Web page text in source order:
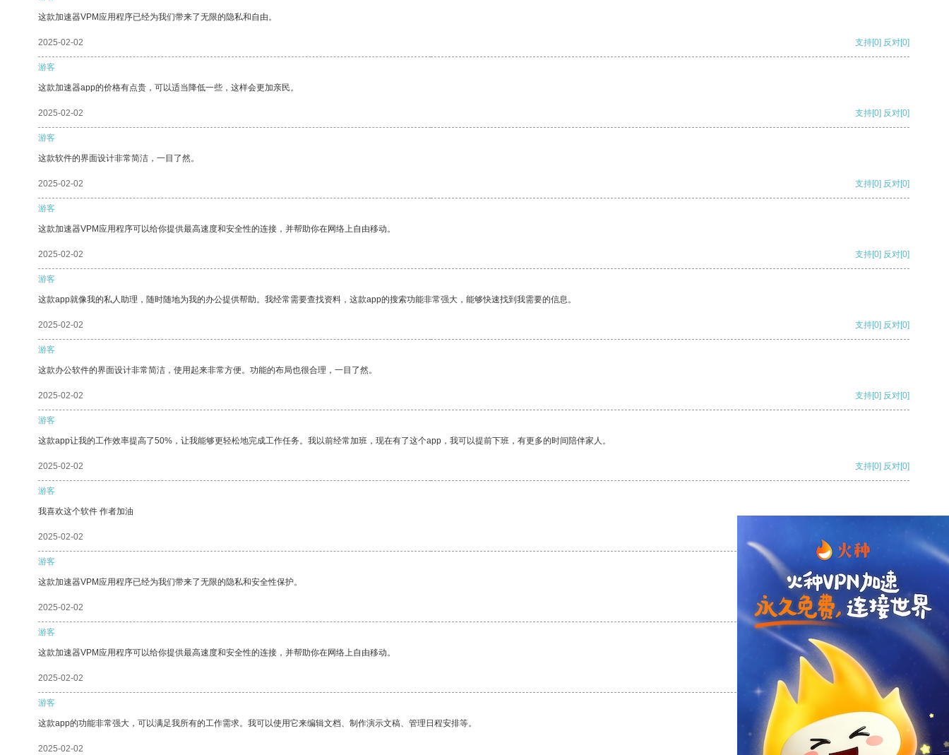
这款加速器VPM应用程序已经为我们带来了无限的隐私和自由。
2025-02-02 支持[0] 反对[0]
游客
这款加速器app的价格有点贵，可以适当降低一些，这样会更加亲民。
2025-02-02 支持[0] 反对[0]
游客
这款软件的界面设计非常简洁，一目了然。
2025-02-02 支持[0] 反对[0]
游客
这款加速器VPM应用程序可以给你提供最高速度和安全性的连接，并帮助你在网络上自由移动。
2025-02-02 支持[0] 反对[0]
游客
这款app就像我的私人助理，随时随地为我的办公提供帮助。我经常需要查找资料，这款app的搜索功能非常强大，能够快速找到我需要的信息。
2025-02-02 支持[0] 反对[0]
游客
这款办公软件的界面设计非常简洁，使用起来非常方便。功能的布局也很合理，一目了然。
2025-02-02 支持[0] 反对[0]
游客
这款app让我的工作效率提高了50%，让我能够更轻松地完成工作任务。我以前经常加班，现在有了这个app，我可以提前下班，有更多的时间陪伴家人。
2025-02-02 支持[0] 反对[0]
游客
我喜欢这个软件 作者加油
2025-02-02
游客
这款加速器VPM应用程序已经为我们带来了无限的隐私和安全性保护。
2025-02-02 支持 [0] 反对[0]
游客
这款加速器VPM应用程序可以给你提供最高速度和安全性的连接，并帮助你在网络上自由移动。
2025-02-02 支持[0] 反对
游客
这款app的功能非常强大，可以满足我所有的工作需求。我可以使用它来编辑文档、制作演示文稿、管理日程安排等。
2025-02-02 支持[0] 反对[0]